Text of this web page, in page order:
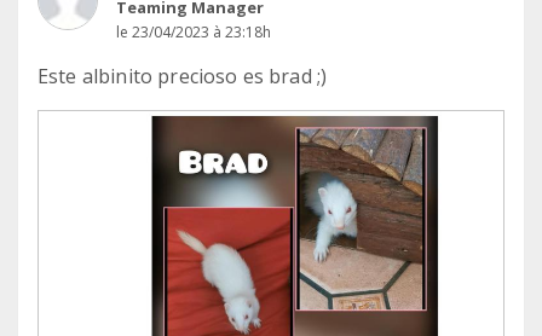
Teaming Manager
le 23/04/2023 à 23:18h
Este albinito precioso es brad ;)